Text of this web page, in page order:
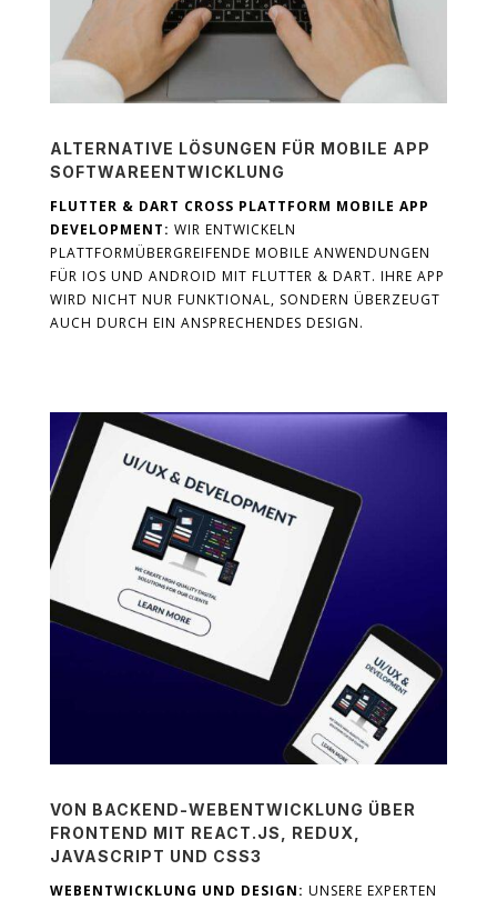
ALTERNATIVE LÖSUNGEN FÜR MOBILE APP
SOFTWAREENTWICKLUNG
FLUTTER & DART CROSS PLATTFORM MOBILE APP
DEVELOPMENT: WIR ENTWICKELN
PLATTFORMÜBERGREIFENDE MOBILE ANWENDUNGEN
FÜR IOS UND ANDROID MIT FLUTTER & DART. IHRE APP
WIRD NICHT NUR FUNKTIONAL, SONDERN ÜBERZEUGT
AUCH DURCH EIN ANSPRECHENDES DESIGN.
VON BACKEND-WEBENTWICKLUNG ÜBER
FRONTEND MIT REACT.JS, REDUX,
JAVASCRIPT UND CSS3
WEBENTWICKLUNG UND DESIGN: UNSERE EXPERTEN